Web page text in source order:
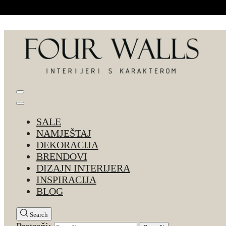
SALE
NAMJEŠTAJ
DEKORACIJA
BRENDOVI
DIZAJN INTERIJERA
INSPIRACIJA
BLOG
Search